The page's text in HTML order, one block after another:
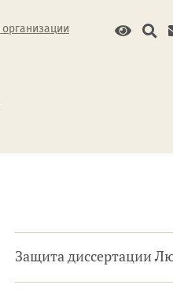
Защита диссертации